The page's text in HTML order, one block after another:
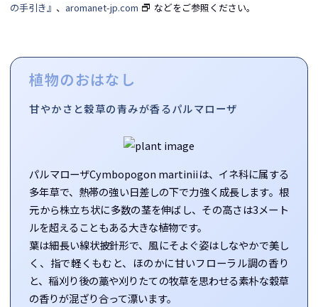
の手引き』 、 aromanet-jp.com などをご参照ください。
植物のおはなし
甘やかさと穀草の青みが香るパルマローザ
パルマローザCymbopogon martiniiは、イネ科に属する
多年草で、熱帯の強い日差しの下で力強く成長します。根
元から株立ち状に多数の茎を伸ばし、その高さは3メート
ルを超えることもある大きな植物です。
葉は細長い線状披針形で、風にそよぐ姿はしなやかで美し
く、指で軽くもむと、ほのかに甘いフローラル調の香り
と、稲刈り後の藁や刈りたての牧草を思わせる素朴な穀草
の香りが混ざり合って漂います。